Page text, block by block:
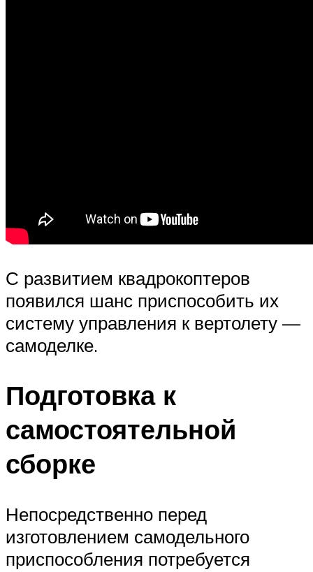
С развитием квадрокоптеров
появился шанс приспособить их
систему управления к вертолету —
самоделке.
Подготовка к
самостоятельной
сборке
Непосредственно перед
изготовлением самодельного
приспособления потребуется